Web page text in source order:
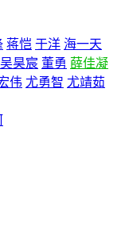
蒋恺 于洋 海一天
吴昊宸 董勇 薛佳凝
伟 尤勇智 尤靖茹